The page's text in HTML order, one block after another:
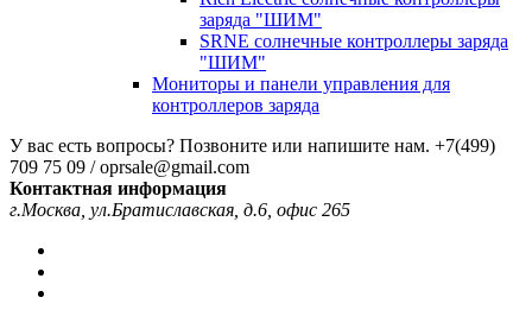
заряда "ШИМ"
SRNE солнечные контроллеры заряда
"ШИМ"
Мониторы и панели управления для
контроллеров заряда
У вас есть вопросы? Позвоните или напишите нам. +7(499)
709 75 09 / oprsale@gmail.com
Контактная информация
г.Москва, ул.Братиславская, д.6, офис 265